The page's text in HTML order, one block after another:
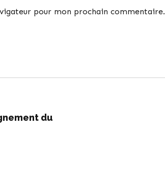
pour mon prochain commentaire.
du